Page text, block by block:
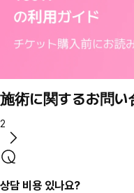
施術に関するお問い
2
상담 비용 있나요?